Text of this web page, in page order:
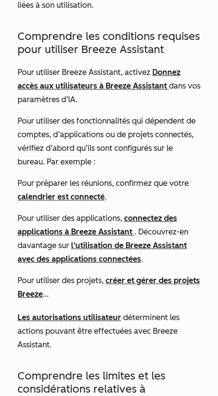
liées à son utilisation.
Comprendre les conditions requises
pour utiliser Breeze Assistant
Pour utiliser Breeze Assistant, activez Donnez
accès aux utilisateurs à Breeze Assistant dans vos
paramètres d’IA.
Pour utiliser des fonctionnalités qui dépendent de
comptes, d’applications ou de projets connectés,
vérifiez d’abord qu’ils sont configurés sur le
bureau. Par exemple :
Pour préparer les réunions, confirmez que votre
calendrier est connecté.
Pour utiliser des applications, connectez des
applications à Breeze Assistant . Découvrez-en
davantage sur l’utilisation de Breeze Assistant
avec des applications connectées.
Pour utiliser des projets, créer et gérer des projets
Breeze...
Les autorisations utilisateur déterminent les
actions pouvant être effectuées avec Breeze
Assistant.
Comprendre les limites et les
considérations relatives à